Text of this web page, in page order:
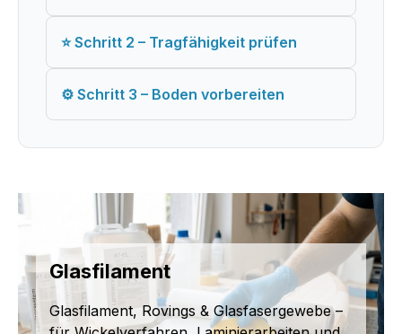
⭐ Schritt 2 – Tragfähigkeit prüfen
⚙ Schritt 3 – Boden vorbereiten
Glasfilament
Glasfilament, Rovings & Glasfasergewebe –